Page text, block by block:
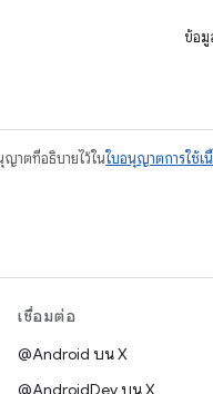
ข้อมู
ญาตที่อธิบายไว้ในใบอนุญาตการใช้เ
เชื่อมต่อ
@Android บน X
@AndroidDev บน X